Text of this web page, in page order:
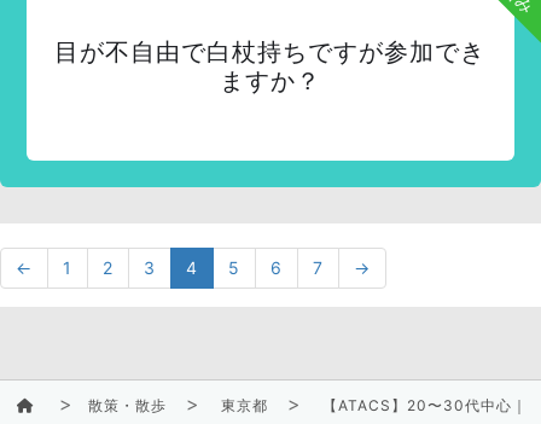
目が不自由で白杖持ちですが参加でき
ますか？
← 1 2 3 4 5 6 7 →
散策・散歩 東京都 【ATACS】20〜30代中心｜